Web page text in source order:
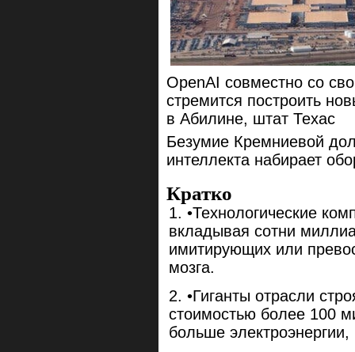
OpenAI совместно со
стремится построить
в Абилине, штат Техас
Безумие Кремниевой
интеллекта набирает
Кратко
•Технологические
вкладывая сотни
имитирующих или
мозга.
•Гиганты отрасли
стоимостью более 100
больше